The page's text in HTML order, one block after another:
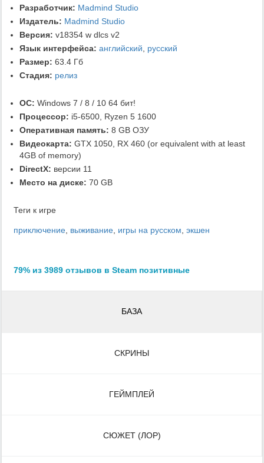
Разработчик: Madmind Studio
Издатель: Madmind Studio
Версия: v18354 w dlcs v2
Язык интерфейса: английский, русский
Размер: 63.4 Гб
Стадия: релиз
ОС: Windows 7 / 8 / 10 64 бит!
Процессор: i5-6500, Ryzen 5 1600
Оперативная память: 8 GB ОЗУ
Видеокарта: GTX 1050, RX 460 (or equivalent with at least
4GB of memory)
DirectX: версии 11
Место на диске: 70 GB
Теги к игре
приключение, выживание, игры на русском, экшен
79% из 3989 отзывов в Steam позитивные
БАЗА
СКРИНЫ
ГЕЙМПЛЕЙ
СЮЖЕТ (ЛОР)